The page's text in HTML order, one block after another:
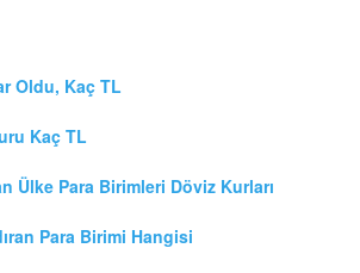
Oldu, Kaç TL
Kaç TL
Ülke Para Birimleri Döviz Kurları
Para Birimi Hangisi